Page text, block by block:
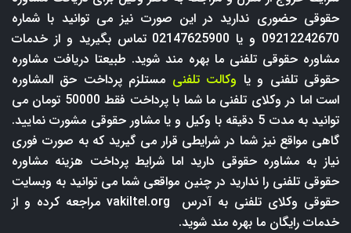
حقوقی حضوری ندارید در این صورت نیز می توانید با شماره
09212242670 و یا 02147625900 تماس بگیرید و از خدمات
مشاوره حقوقی تلفنی ما بهره مند شوید. طبیعتا دریافت مشاوره
حقوقی تلفنی و یا وکالت تلفنی مستلزم پرداخت حق المشاوره
است اما در وکلای تلفنی ما شما با پرداخت فقط 50000 تومان می
توانید به مدت 5 دقیقه با وکیل و یا مشاور حقوقی مشورت نمایید.
گاهی مواقع نیز شما در شرایطی قرار می گیرید که به صورت فوری
نیاز به مشاوره حقوقی دارید اما شرایط پرداخت هزینه مشاوره
حقوقی تلفنی را ندارید در چنین مواقعی شما می توانید به وبسایت
حقوقی وکلای تلفنی به آدرس
vakiltel.org مراجعه کرده و از
خدمات رایگان ما بهره مند شوید.